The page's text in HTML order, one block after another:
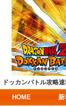
ドッカンバトル攻略速
HOME 新